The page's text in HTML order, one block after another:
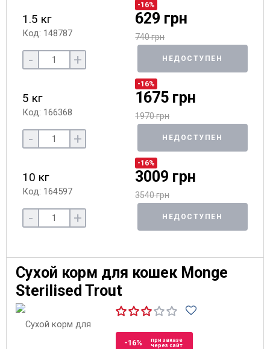
1.5 кг
Код: 148787
-16%
629 грн
740 грн
- + НЕДОСТУПЕН
5 кг
Код: 166368
-16%
1675 грн
1970 грн
- + НЕДОСТУПЕН
10 кг
Код: 164597
-16%
3009 грн
3540 грн
- + НЕДОСТУПЕН
Сухой корм для кошек Monge
Sterilised Trout
-16%
при заказе
через сайт